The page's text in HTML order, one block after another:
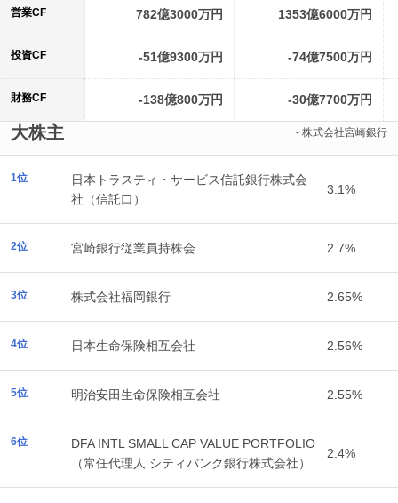
782億3000万円 1353億6000万円
-51億9300万円 -74億7500万円
-138億800万円 -30億7700万円
営業CF
投資CF
財務CF
大株主 - 株式会社宮崎銀行
1位
日本トラスティ・サービス信託銀行株式会
社（信託口）
3.1%
2位 宮崎銀行従業員持株会 2.7%
3位 株式会社福岡銀行 2.65%
4位 日本生命保険相互会社 2.56%
5位 明治安田生命保険相互会社 2.55%
6位
DFA INTL SMALL CAP VALUE PORTFOLIO
（常任代理人 シティバンク銀行株式会社）
2.4%